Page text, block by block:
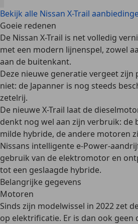
Bekijk alle Nissan X-Trail
Goeie redenen
De Nissan X-Trail is net volledig
met een modern lijnenspel, zowel
aan de buitenkant.
Deze nieuwe generatie vergeet zijn
niet: de Japanner is nog steeds
zetelrij.
De nieuwe X-Trail laat de
denkt nog wel aan zijn verbruik: de
milde hybride, de andere motoren
Nissans intelligente e-Power-
gebruik van de elektromotor en
tot een geslaagde hybride.
Belangrijke gegevens
Motoren
Sinds zijn modelwissel in 2022 zet
op elektrificatie. Er is dan ook